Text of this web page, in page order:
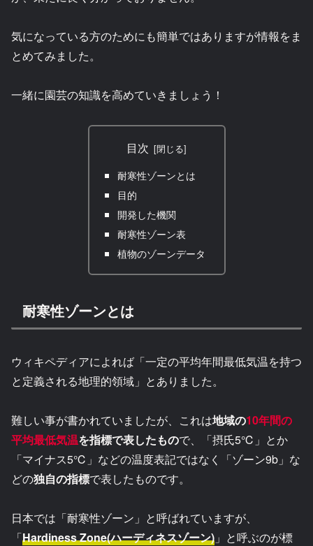
気になっている方のためにも簡単ではありますが情報をま
とめてみました。
一緒に園芸の知識を高めていきましょう！
目次
耐寒性ゾーンとは
目的
開発した機関
耐寒性ゾーン表
植物のゾーンデータ
耐寒性ゾーンとは
ウィキペディアによれば「一定の平均年間最低気温を持つ
と定義される地理的領域」とありました。
難しい事が書かれていましたが、これは地域の10年間の
平均最低気温を指標で表したもので、「摂氏5℃」とか
「マイナス5℃」などの温度表記ではなく「ゾーン9b」な
どの独自の指標で表したものです。
日本では「耐寒性ゾーン」と呼ばれていますが、
「Hardiness Zone(ハーディネスゾーン) 」と呼ぶのが標